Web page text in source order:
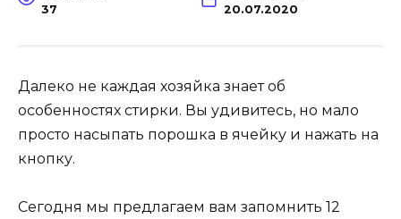
37 20.07.2020
Далеко не каждая хозяйка знает об
особенностях стирки. Вы удивитесь, но мало
просто насыпать порошка в ячейку и нажать на
кнопку.
Сегодня мы предлагаем вам запомнить 12